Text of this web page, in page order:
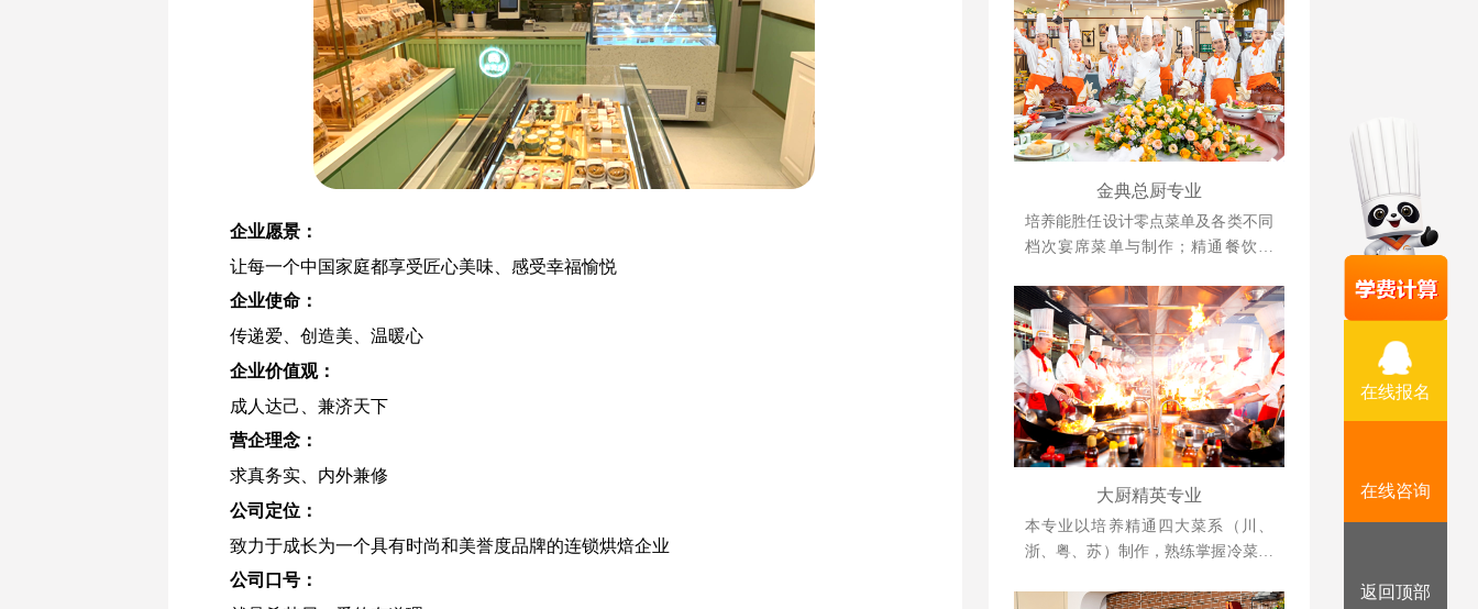
企业愿景：
让每一个中国家庭都享受匠心美味、感受幸福愉悦
企业使命：
传递爱、创造美、温暖心
企业价值观：
成人达己、兼济天下
营企理念：
求真务实、内外兼修
公司定位：
致力于成长为一个具有时尚和美誉度品牌的连锁烘焙企业
公司口号：
金典总厨专业
培养能胜任设计零点菜单及各类不同
档次宴席菜单与制作；精通餐饮管
创业、创新能力强的综合型人才。
大厨精英专业
本专业以培养精通四大菜系（川、
浙、粤、苏）制作，熟练掌握冷菜、
并具备创业能力的人才为目标。
在线报名
在线咨询
返回顶部